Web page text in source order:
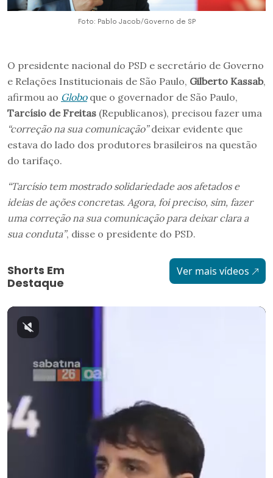
Foto: Pablo Jacob/Governo de SP
O presidente nacional do PSD e secretário de Governo
e Relações Institucionais de São Paulo, Gilberto Kassab,
afirmou ao Globoque o governador de São Paulo,
Tarcísio de Freitas (Republicanos), precisou fazer uma
“correção na sua comunicação”deixar evidente que
estava do lado dos produtores brasileiros na questão
do tarifaço.
“Tarcísio tem mostrado solidariedade aos afetados e
ideias de ações concretas. Agora, foi preciso, sim, fazer
uma correção na sua comunicação para deixar clara a
sua conduta”, disse o presidente do PSD.
Shorts Em
Destaque
Ver mais vídeos